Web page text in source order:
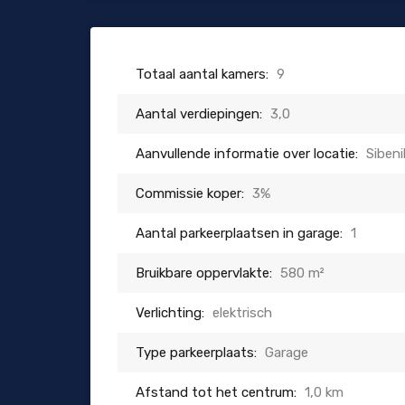
Totaal aantal kamers: 9
Aantal verdiepingen: 3,0
Aanvullende informatie over locatie:
Commissie koper: 3%
Aantal parkeerplaatsen in garage: 1
Bruikbare oppervlakte: 580 m²
Verlichting: elektrisch
Type parkeerplaats: Garage
Afstand tot het centrum: 1,0 km